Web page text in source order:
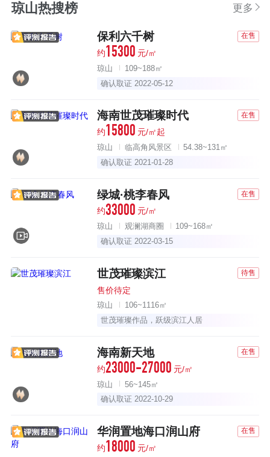
琼山热搜榜 更多
保利六千树 在售
约15300 元/㎡
琼山
109~188㎡
确认取证 2022-05-12
海南世茂璀璨时代 在售
约15800 元/㎡起
琼山 临高角风景区
54.38~131㎡
确认取证 2021-01-28
绿城·桃李春风 在售
约33000 元/㎡
琼山 观澜湖商圈
109~168㎡
确认取证 2022-03-15
世茂璀璨滨江 待售
售价待定
琼山
106~1116㎡
世茂璀璨作品，跃级滨江人居
海南新天地 在售
约23000-27000 元/㎡
琼山
56~145㎡
确认取证 2022-10-29
华润置地海口润山府 在售
约18000 元/㎡